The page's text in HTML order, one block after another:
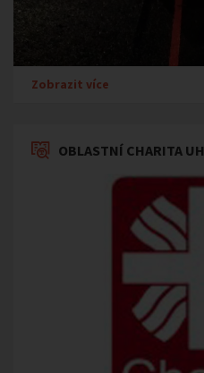
Zobrazit více
OBLASTNÍ CHARITA UH